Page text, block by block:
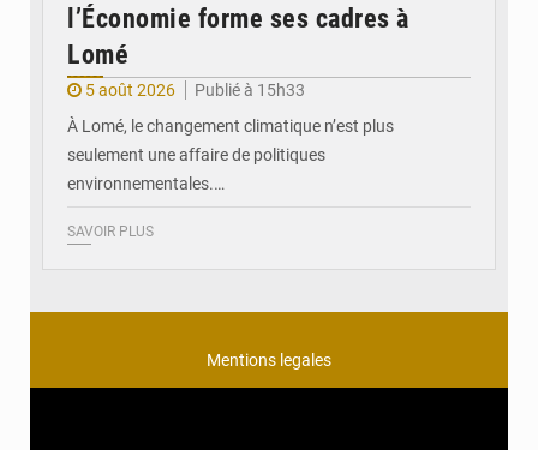
l’Économie forme ses cadres à
Lomé
5 août 2026
Publié à 15h33
À Lomé, le changement climatique n’est plus
seulement une affaire de politiques
environnementales.…
SAVOIR PLUS
Mentions legales